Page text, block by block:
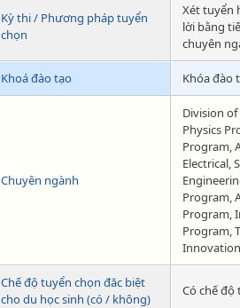
Kỳ thi / Phương pháp tuyển
chọn
Xét tuyển
lời bằng
chuyên
Khoá đào tạo Khóa đào
Chuyên ngành
Division
Physics
Program,
Electrical,
Program,
Program,
Program,
Chế độ tuyển chọn đăc biệt
cho du học sinh (có / không)
Có chế độ